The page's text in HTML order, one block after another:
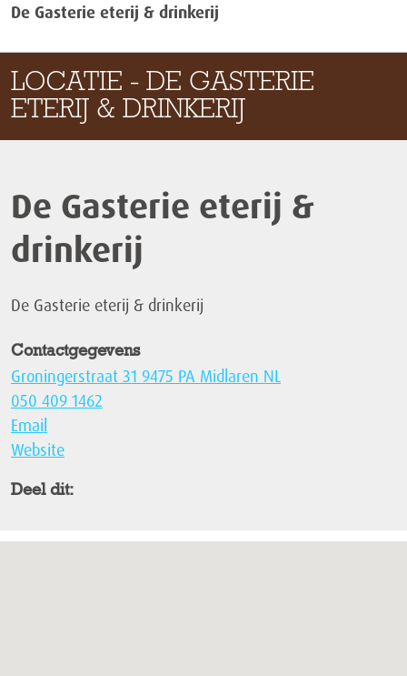
De Gasterie eterij & drinkerij
LOCATIE - DE GASTERIE
ETERIJ & DRINKERIJ
De Gasterie eterij &
drinkerij
De Gasterie eterij & drinkerij
Contactgegevens
Groningerstraat 31 9475 PA Midlaren NL
050 409 1462
Email
Website
Deel dit: